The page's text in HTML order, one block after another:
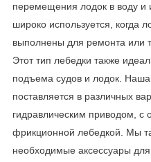
перемещения лодок в воду
широко используется, когда
выполнены для ремонта или
Этот тип лебедки также
подъема судов и лодок.
поставляется в различных
гидравлическим приводом,
фрикционной лебедкой. Мы
необходимые аксессуары